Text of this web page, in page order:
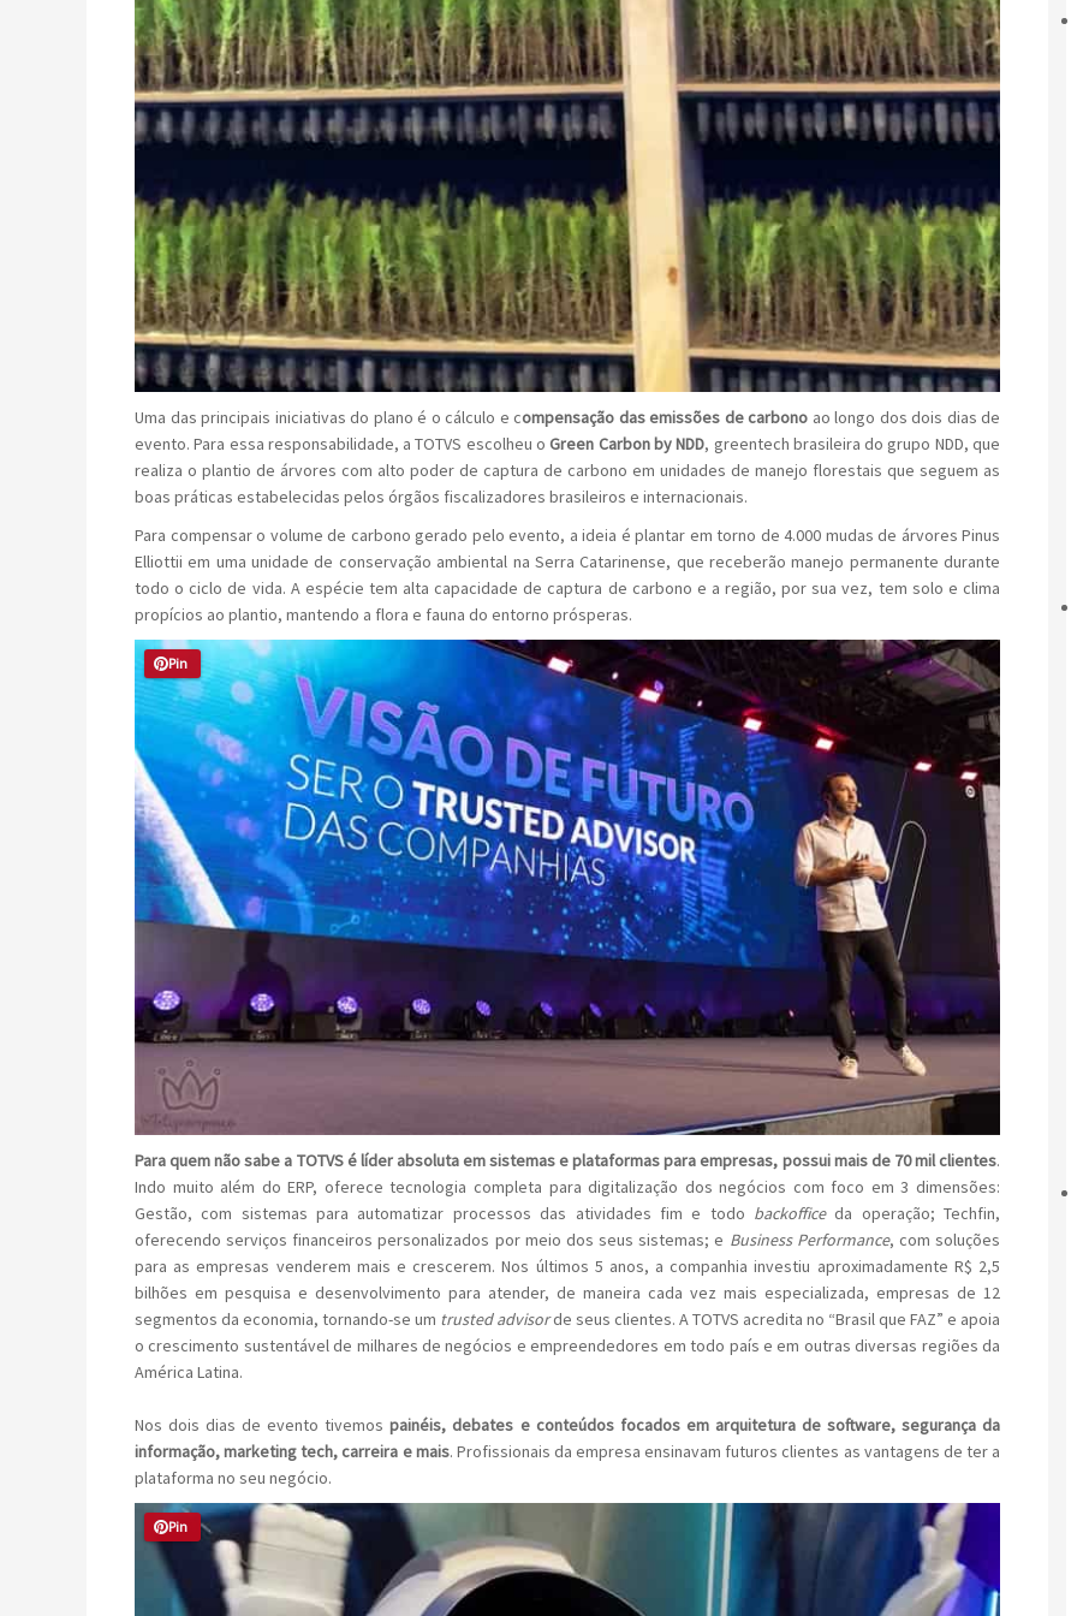
Uma das principais iniciativas do plano é o cálculo e compensação das emissões de carbono ao longo dos dois dias de
evento. Para essa responsabilidade, a TOTVS escolheu oGreen Carbon by NDD, greentech brasileira do grupo NDD, que
realiza o plantio de árvores com alto poder de captura de carbono em unidades de manejo florestais que seguem as
boas práticas estabelecidas pelos órgãos fiscalizadores brasileiros e internacionais.
Para compensar o volume de carbono gerado pelo evento, a ideia é plantar em torno de 4.000 mudas de árvores Pinus
Elliottii em uma unidade de conservação ambiental na Serra Catarinense, que receberão manejo permanente durante
todo o ciclo de vida. A espécie tem alta capacidade de captura de carbono e a região, por sua vez, tem solo e clima
propícios ao plantio, mantendo a flora e fauna do entorno prósperas.
Pin
Para quem não sabe a TOTVS é líder absoluta em sistemas e plataformas para empresas, possui mais de 70 mil clientes.
Indo muito além do ERP, oferece tecnologia completa para digitalização dos negócios com foco em 3 dimensões:
Gestão, com sistemas para automatizar processos das atividades fim e todo backofficeda operação; Techfin,
oferecendo serviços financeiros personalizados por meio dos seus sistemas; e Business Performance, com soluções
para as empresas venderem mais e crescerem. Nos últimos 5 anos, a companhia investiu aproximadamente R$ 2,5
bilhões em pesquisa e desenvolvimento para atender, de maneira cada vez mais especializada, empresas de 12
segmentos da economia, tornando-se um trusted advisorde seus clientes. A TOTVS acredita no “Brasil que FAZ” e apoia
o crescimento sustentável de milhares de negócios e empreendedores em todo país e em outras diversas regiões da
América Latina.
Nos dois dias de evento tivemospainéis, debates e conteúdos focados em arquitetura de software, segurança da
informação, marketing tech, carreira e mais. Profissionais da empresa ensinavam futuros clientes as vantagens de ter a
plataforma no seu negócio.
Pin